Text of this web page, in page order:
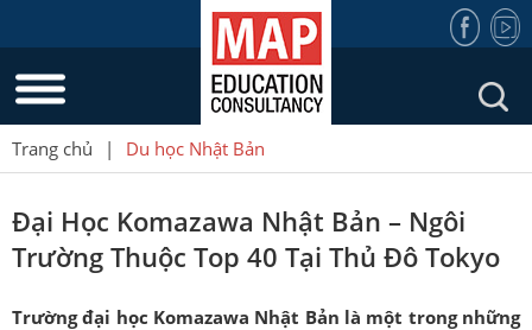
Trang chủ | Du học Nhật Bản
Đại Học Komazawa Nhật Bản – Ngôi
Trường Thuộc Top 40 Tại Thủ Đô Tokyo
Trường đại học Komazawa Nhật Bản là một trong những